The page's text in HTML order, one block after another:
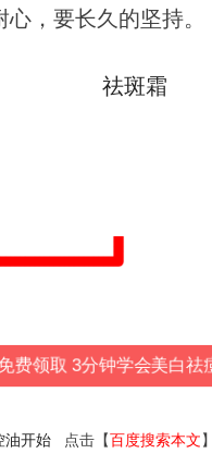
，要长久的坚持。
费领取 3分钟学会美白祛
油开始点击【百度搜索本文】